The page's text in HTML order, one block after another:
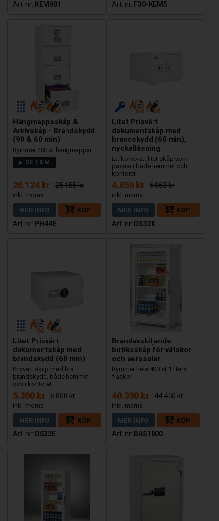
KEM901
F30-KEM5
Hängmappsskåp &
Arkivskåp - Brandskydd
(90 & 60 min)
Rymmer 400 st hängmappar
SE FILM
20.124 kr 25.155 kr
MER INFO
KÖP
PH44E
Litet Prisvärt
dokumentskåp med
brandskydd (60 min),
nyckellåsning
Ett komplett litet skåp som
passar i både hemmet och
kontoret
4.850 kr 6.063 kr
MER INFO
KÖP
DS32K
Litet Prisvärt
dokumentskåp med
brandskydd (60 min)
Prisvärt skåp med bra
brandskydd, både hemmet
och i kontoret
5.300 kr 6.800 kr
MER INFO
KÖP
DS32E
Brandavskiljande
butiksskåp för vätskor
och aerosoler
Rymmer hela 400 st 1 liters
flaskor
40.300 kr 44.450 kr
MER INFO
KÖP
BAS1000